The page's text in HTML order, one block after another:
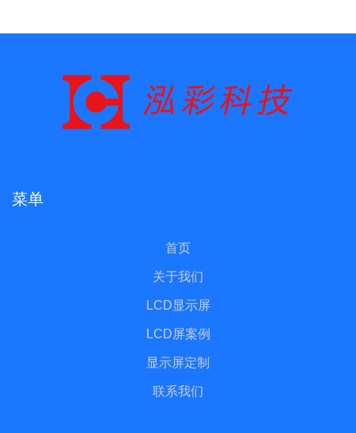
菜单
首页
关于我们
LCD显示屏
LCD屏案例
显示屏定制
联系我们